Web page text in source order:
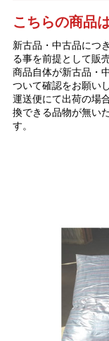
こちらの商品
新古品・中古品につ
る事を前提として販
商品自体が新古品・
ついて確認をお願い
運送便にて出荷の場
換できる品物が無い
す。